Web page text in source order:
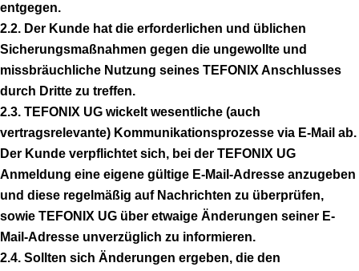
entgegen.
2.2. Der Kunde hat die erforderlichen und üblichen
Sicherungsmaßnahmen gegen die ungewollte und
missbräuchliche Nutzung seines TEFONIX Anschlusses
durch Dritte zu treffen.
2.3. TEFONIX UG wickelt wesentliche (auch
vertragsrelevante) Kommunikationsprozesse via E-Mail ab.
Der Kunde verpflichtet sich, bei der TEFONIX UG
Anmeldung eine eigene gültige E-Mail-Adresse anzugeben
und diese regelmäßig auf Nachrichten zu überprüfen,
sowie TEFONIX UG über etwaige Änderungen seiner E-
Mail-Adresse unverzüglich zu informieren.
2.4. Sollten sich Änderungen ergeben, die den